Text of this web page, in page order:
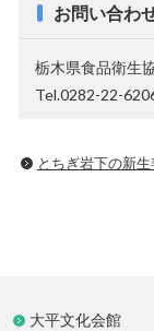
お問い合わ
栃木県食品衛生
Tel.0282-22-
とちぎ岩下の新
大平文化会館